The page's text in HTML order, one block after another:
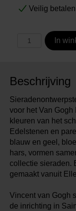
Veilig betalen
In
Beschrijving
voor het Van
kleuren van het
Edelstenen en
blauw en geel,
hars, vormen
collectie sieraden.
gemaakt vanuit
Vincent van Gogh
de inrichting in